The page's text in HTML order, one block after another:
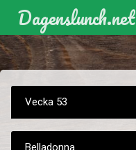
Dagenslunch.net
Vecka 53
Belladonna